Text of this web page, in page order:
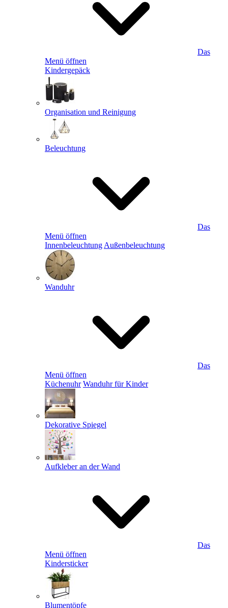
Das
Menü öffnen
Kindergepäck
Organisation und Reinigung
Beleuchtung
Das
Menü öffnen
Innenbeleuchtung Außenbeleuchtung
Wanduhr
Das
Menü öffnen
Küchenuhr Wanduhr für Kinder
Dekorative Spiegel
Aufkleber an der Wand
Das
Menü öffnen
Kindersticker
Blumentöpfe